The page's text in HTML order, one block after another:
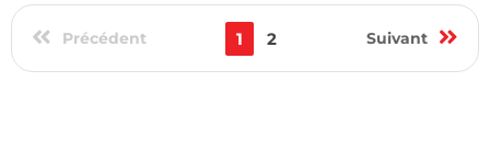
Précédent 1 2 Suivant